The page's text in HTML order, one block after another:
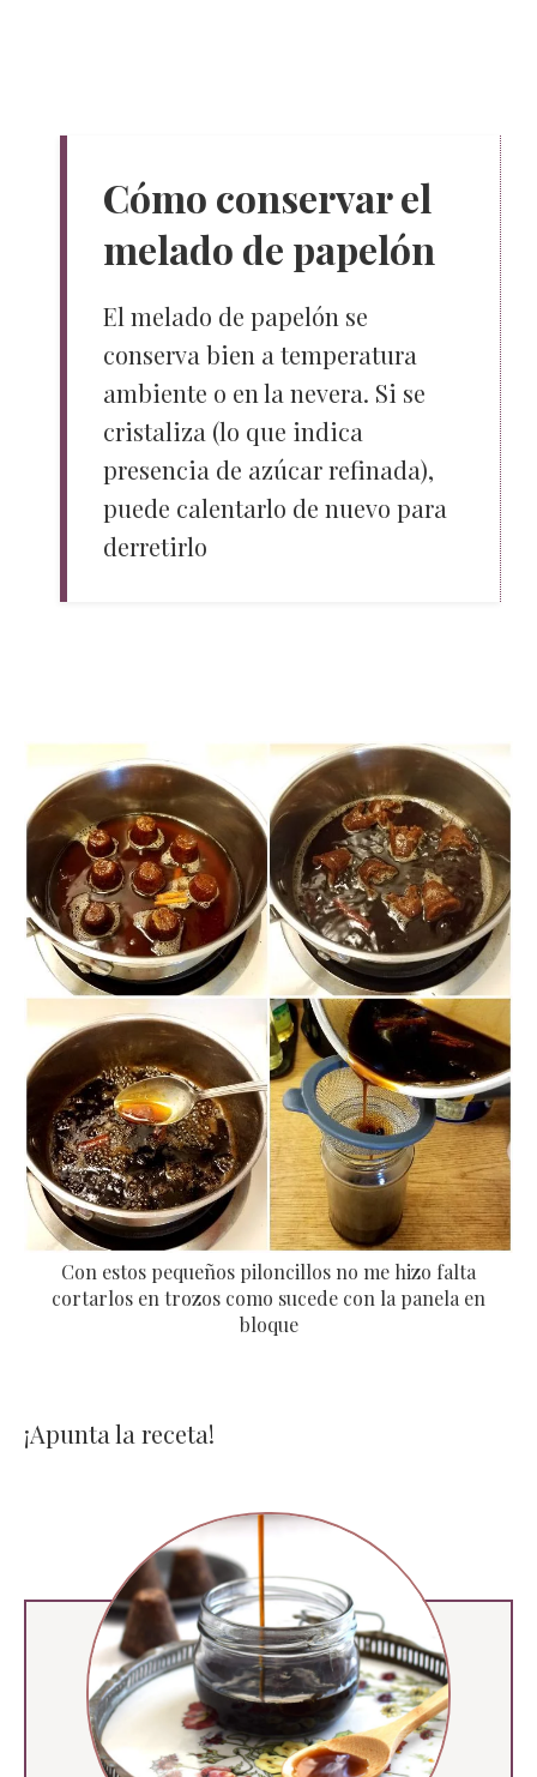
Cómo conservar el
melado de papelón
El melado de papelón se
conserva bien a temperatura
ambiente o en la nevera. Si se
cristaliza (lo que indica
presencia de azúcar refinada),
puede calentarlo de nuevo para
derretirlo
Con estos pequeños piloncillos no me hizo falta
cortarlos en trozos como sucede con la panela en
bloque
¡Apunta la receta!